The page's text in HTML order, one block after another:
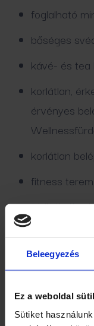
Beleegyezés
Ez a weboldal
Sütiket
foglalható
bőséges
kávé- és
korlátlan,
érvényes
korlátlan
fitness
1 kötélpálya
1 alkalomra
fürdőköntös-